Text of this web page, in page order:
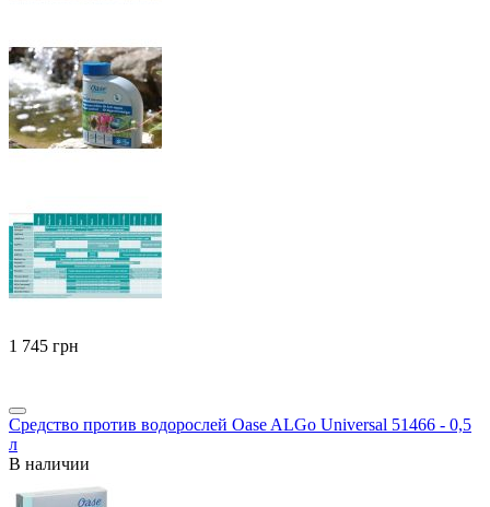
‍1 745‍ грн
Средство против водорослей Oase ALGo Universal 51466 - 0,5
л
В наличии